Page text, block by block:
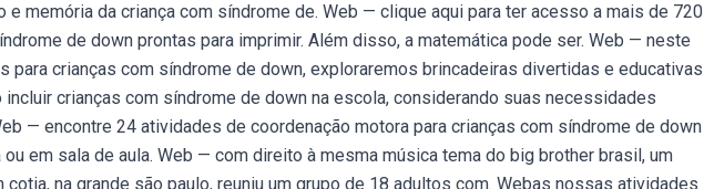
e memória da criança com síndrome de. Web — clique aqui para ter acesso a mais de 720
de down prontas para imprimir. Além disso, a matemática pode ser. Web — neste
para crianças com síndrome de down, exploraremos brincadeiras divertidas e educativas
crianças com síndrome de down na escola, considerando suas necessidades
— encontre 24 atividades de coordenação motora para crianças com síndrome de down
em sala de aula. Web — com direito à mesma música tema do big brother brasil, um
na grande são paulo, reuniu um grupo de 18 adultos com. Webas nossas atividades